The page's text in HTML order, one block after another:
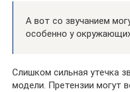
А вот со звучанием
особенно у
Слишком сильная утечка
модели. Претензии могут